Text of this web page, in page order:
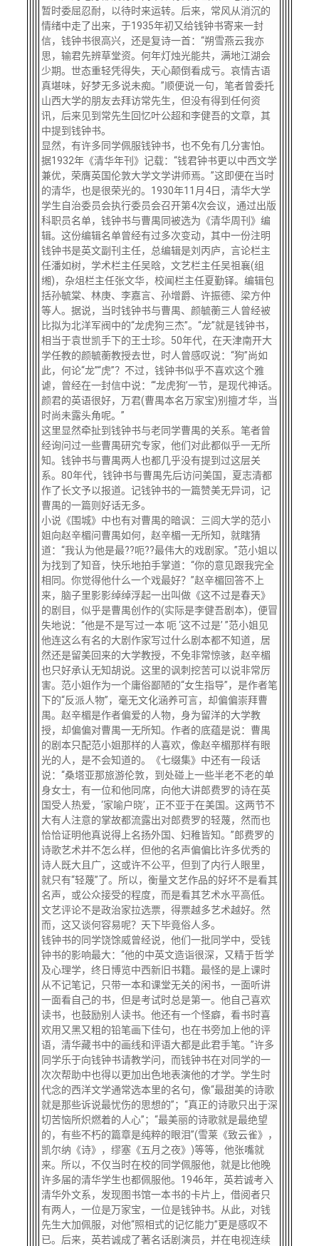
暂时委屈忍耐，以待时来运转。后来，常风从消沉的
情绪中走了出来，于1935年初又给钱钟书寄来一封
信，钱钟书很高兴，还是复诗一首：“朔雪燕云我亦
思，输君先辨草堂资。何年灯烛光能共，满地江湖会
少期。世态重轻凭得失，天心颠倒看成亏。哀情吉语
真堪味，好梦无多说未痴。”顺便说一句，笔者曾委托
山西大学的朋友去拜访常先生，但没有得到任何资
讯，后来见到常先生回忆叶公超和李健吾的文章，其
中提到钱钟书。
显然，有许多同学佩服钱钟书，也不免有几分害怕。
据1932年《清华年刊》记载：“钱君钟书更以中西文学
兼优，荣膺英国伦敦大学文学讲师焉。”这即便在当时
的清华，也是很荣光的。1930年11月4日，清华大学
学生自治委员会执行委员会召开第4次会议，通过出版
科职员名单，钱钟书与曹禺同被选为《清华周刊》编
辑。这份编辑名单曾经有过多次变动，其中一份注明
钱钟书是英文副刊主任，总编辑是刘丙庐，言论栏主
任潘如树，学术栏主任吴晗，文艺栏主任吴祖襄(组
缃)，杂俎栏主任张文华，校闻栏主任夏勤铎。编辑包
括孙毓棠、林庚、李嘉言、孙增爵、许振德、梁方仲
等人。据说，当时钱钟书与曹禺、颜毓蘅三人曾经被
比拟为北洋军阀中的“龙虎狗三杰”。“龙”就是钱钟书，
相当于袁世凯手下的王士珍。50年代，在天津南开大
学任教的颜毓蘅教授去世，时人曾感叹说：“狗”尚如
此，何论“龙”“虎”？不过，钱钟书似乎不喜欢这个雅
谑，曾经在一封信中说：“‘龙虎狗’一节，是现代神话。
颜君的英语很好，万君(曹禺本名万家宝)别擅才华，当
时尚未露头角呢。”
这里显然牵扯到钱钟书与老同学曹禺的关系。笔者曾
经询问过一些曹禺研究专家，他们对此都似乎一无所
知。钱钟书与曹禺两人也都几乎没有提到过这层关
系。80年代，钱钟书与曹禺先后访问美国，夏志清都
作了长文予以报道。记钱钟书的一篇赞美无异词，记
曹禺的一篇则好话无多。
小说《围城》中也有对曹禺的暗讽：三闾大学的范小
姐向赵辛楣问曹禺如何，赵辛楣一无所知，就瞎猜
道：“我认为他是最??呃??最伟大的戏剧家。”范小姐以
为找到了知音，快乐地拍手掌道：“你的意见跟我完全
相同。你觉得他什么一个戏最好？”赵辛楣回答不上
来，脑子里影影绰绰浮起一出叫做《这不过是春天》
的剧目，似乎是曹禺创作的(实际是李健吾剧本)，便冒
失地说：“他是不是写过一本 呃 ‘这不过是’ ”范小姐见
他连这么有名的大剧作家写过什么剧本都不知道，居
然还是留美回来的大学教授，不免非常惊骇，赵辛楣
也只好承认无知胡说。这里的讽刺挖苦可以说非常厉
害。范小姐作为一个庸俗鄙陋的“女生指导”，是作者笔
下的“反派人物”，毫无文化涵养可言，却偏偏崇拜曹
禺。赵辛楣是作者偏爱的人物，身为留洋的大学教
授，却偏偏对曹禺一无所知。作者的底蕴是说：曹禺
的剧本只配范小姐那样的人喜欢，像赵辛楣那样有眼
光的人，是不会知道的。《七缀集》中还有一段话
说：“桑塔亚那旅游伦敦，到处碰上一些半老不老的单
身女士，有一位和他同席，向他大讲郎费罗的诗在英
国受人热爱，‘家喻户晓’，正不亚于在美国。这两节不
大有人注意的掌故都流露出对郎费罗的轻蔑，然而也
恰恰证明他真说得上名扬外国、妇稚皆知。”郎费罗的
诗歌艺术并不怎么样，但他的名声偏偏比许多优秀的
诗人既大且广，这或许不公平，但到了内行人眼里，
就只有“轻蔑”了。所以，衡量文艺作品的好坏不是看其
名声，或公众接受的程度，而是看其艺术水平高低。
文艺评论不是政治家拉选票，得票越多艺术越好。然
而，这又谈何容易呢？天下毕竟俗人多。
钱钟书的同学饶馀威曾经说，他们一批同学中，受钱
钟书的影响最大：“他的中英文造诣很深，又精于哲学
及心理学，终日博览中西新旧书籍。最怪的是上课时
从不记笔记，只带一本和课堂无关的闲书，一面听讲
一面看自己的书，但是考试时总是第一。他自己喜欢
读书，也鼓励别人读书。他还有一个怪癖，看书时喜
欢用又黑又粗的铅笔画下佳句，也在书旁加上他的评
语，清华藏书中的画线和评语大都是此君手笔。”许多
同学乐于向钱钟书请教学问，而钱钟书在对同学的一
次次帮助中也得以更加出色地表演他的才学。学生时
代念的西洋文学通常选本里的名句，像“最甜美的诗歌
就是那些诉说最忧伤的思想的”；“真正的诗歌只出于深
切苦恼所炽燃着的人心”；“最美丽的诗歌就是最绝望
的，有些不朽的篇章是纯粹的眼泪”(雪莱《致云雀》，
凯尔纳《诗》，缪塞《五月之夜》)等等，他张嘴就
来。所以，不仅当时在校的同学佩服他，就是比他晚
许多届的清华学生也都佩服他。1946年，英若诚考入
清华外文系，发现图书馆一本书的卡片上，借阅者只
有两人，一位是万家宝，一位是钱钟书。从此，对钱
先生大加佩服，对他“照相式的记忆能力”更是感叹不
已。后来，英若诚成了著名话剧演员，并在电视连续